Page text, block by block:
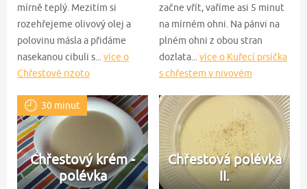
mírně teplý. Mezitím si
rozehřejeme olivový olej a
polovinu másla a přidáme
nasekanou cibuli s... více o
Chřestové rizoto
začne vřít, vaříme asi 5 minut
na mírném ohni. Na pánvi na
plném ohni z obou stran
dozlata... více o Kuřecí prsíčka
s chřestem v nivovém
30 minut
Chřestový krém -
polévka
Chřestová polévka
II.